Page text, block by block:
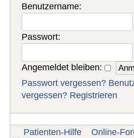
Benutzername:
Passwort:
Angemeldet bleiben:
Passwort vergessen?
vergessen? Registrieren
Patienten-Hilfe Online-